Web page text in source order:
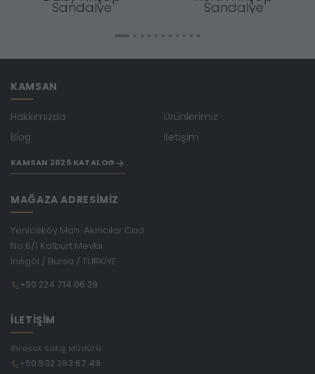
Sandalye
Sandalye
KAMSAN
Hakkımızda Ürünlerimiz
Blog İletişim
KAMSAN 2025 KATALOG
MAĞAZA ADRESİMİZ
Yeniceköy Mah. Akıncılar Cad.
No:6/1 Kalburt Mevkii
İnegöl / Bursa / TÜRKİYE
+90 224 714 06 29
İLETİŞİM
İhracat Satış Müdürü
+90 532 263 67 49